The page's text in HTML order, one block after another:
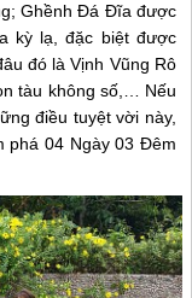
Ghềnh Đá Đĩa được
kỳ lạ, đặc biệt được
đó là Vịnh Vũng Rô
tàu không số,… Nếu
điều tuyệt vời này,
phá 04 Ngày 03 Đêm